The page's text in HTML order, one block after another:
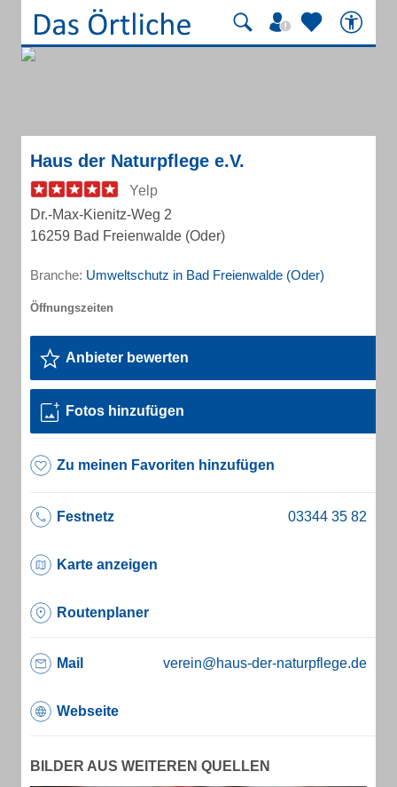
Haus der Naturpflege e.V.
Yelp
Dr.-Max-Kienitz-Weg 2
16259 Bad Freienwalde (Oder)
Branche: Umweltschutz in Bad Freienwalde (Oder)
Anbieter bewerten
Fotos hinzufügen
Zu meinen Favoriten hinzufügen
Festnetz
Karte anzeigen
Routenplaner
Mail verein@haus-der-naturpflege.de
Webseite
BILDER AUS WEITEREN QUELLEN